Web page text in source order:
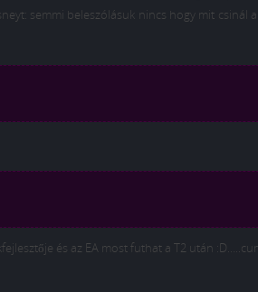
semmi beleszólásuk nincs hogy mit csinál
és az EA most futhat a T2 után